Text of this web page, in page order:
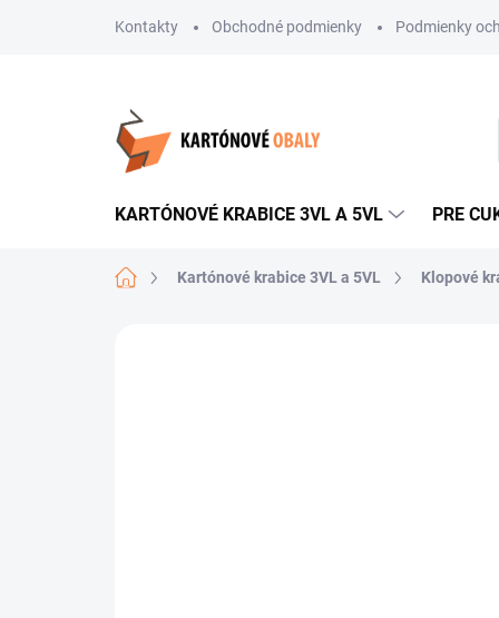
Kontakty Obchodné podmienky Podmienky
KARTÓNOVÉ KRABICE 3VL A 5VL PRE
DomovKartónové krabice 3VL a 5VL Klopové